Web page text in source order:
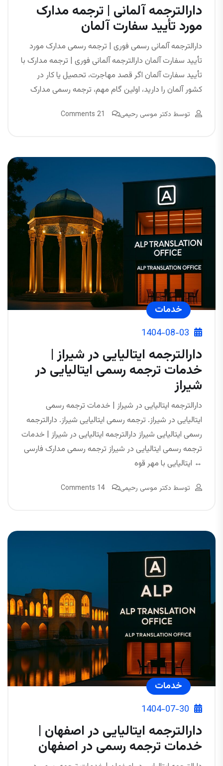
دارالترجمه آلمانی | ترجمه مدارک
مورد تأیید سفارت آلمان
دارالترجمه آلمانی رسمی فوری | ترجمه رسمی مدارک مورد
تأیید سفارت آلمان دارالترجمه آلمانی فوری | ترجمه مدارک با
تأیید سفارت آلمان اگر قصد مهاجرت، تحصیل یا کار در
کشور آلمان را دارید، اولین گام مهم، ترجمه رسمی مدارک
توسط دکتر موسی رحیمی 21 Comments
خدمات
1404-08-03
دارالترجمه ایتالیایی در شیراز |
خدمات ترجمه رسمی ایتالیایی در
شیراز
دارالترجمه ایتالیایی در شیراز | خدمات ترجمه رسمی
ایتالیایی در شیراز. ترجمه رسمی ایتالیایی شیراز. دارالترجمه
رسمی ایتالیایی شیراز دارالترجمه ایتالیایی در شیراز | خدمات
ترجمه رسمی ایتالیایی در شیراز ترجمه رسمی مدارک فارسی
↔ ایتالیایی با مهر قوه
توسط دکتر موسی رحیمی 14 Comments
خدمات
1404-07-30
دارالترجمه ایتالیایی در اصفهان |
خدمات ترجمه رسمی در اصفهان